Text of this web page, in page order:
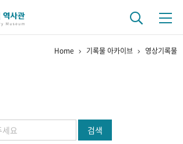
천사
드로 보는 연구 역사
연구자들
Home 기록물 아카이브 영상기록물
검색